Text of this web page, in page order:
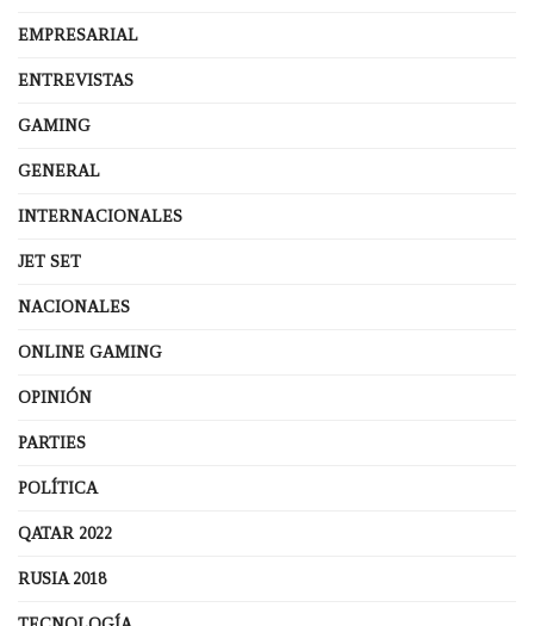
EMPRESARIAL
ENTREVISTAS
GAMING
GENERAL
INTERNACIONALES
JET SET
NACIONALES
ONLINE GAMING
OPINIÓN
PARTIES
POLÍTICA
QATAR 2022
RUSIA 2018